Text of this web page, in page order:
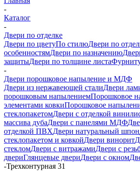
-
Каталог
-
Двери по отделке
Двери по цветуПо стилюДвери по
особенностямДвери по назначению
защитыДвери по толщине листа
-
Двери порошковое напыление и МДФ
Двери из нержавеющей сталиДвери
порошковым напылениемПорошковое
элементами ковкиПорошковое
стеклопакетомДвери с отделкой
массива дубаДвери с панелями МДФ
отделкой ПВХДвери натуральный шпон
стеклопакетом и ковкойДвери винорит
стекломДвери с витражамиДвери с
двериГлянцевые двериДвери с окном
-Трехконтурная 31